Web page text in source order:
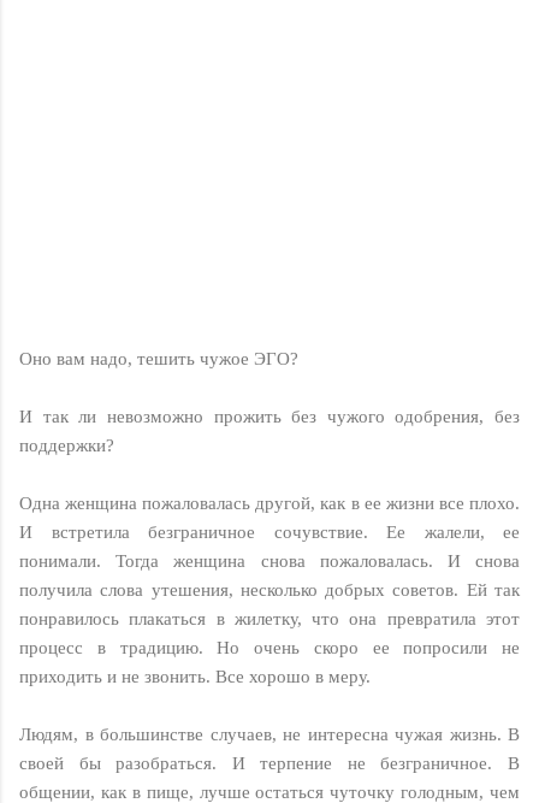
Оно вам надо, тешить чужое ЭГО?
И так ли невозможно прожить без чужого одобрения, без
поддержки?
Одна женщина пожаловалась другой, как в ее жизни все плохо.
И встретила безграничное сочувствие. Ее жалели, ее
понимали. Тогда женщина снова пожаловалась. И снова
получила слова утешения, несколько добрых советов. Ей так
понравилось плакаться в жилетку, что она превратила этот
процесс в традицию. Но очень скоро ее попросили не
приходить и не звонить. Все хорошо в меру.
Людям, в большинстве случаев, не интересна чужая жизнь. В
своей бы разобраться. И терпение не безграничное. В
общении, как в пище, лучше остаться чуточку голодным, чем